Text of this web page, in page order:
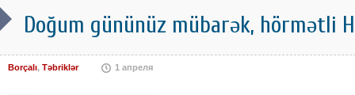
Doğum gününüz mübarək, hörmətli
Borçalı, Təbriklər 1 апреля